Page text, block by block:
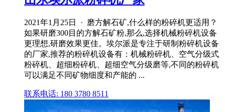
2021年1月25日 · 磨方解石矿,什么样的粉碎机更适用？
如果研磨300目的方解石矿粉,那么,选择机械粉碎机设备
更理想,研磨效果更佳。埃尔派是专注于研制粉碎机设备
的厂家,推荐的粉碎机设备有：机械粉碎机、空气分级式
粉碎机、超细粉碎机、超细空气分级磨等,不同的粉碎机
可以满足不同矿物细度和产能的 ...
联系电话: 180 3780 8511